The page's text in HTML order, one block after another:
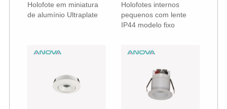
Holofote em miniatura
de alumínio Ultraplate
Holofotes internos
pequenos com lente
IP44 modelo fixo